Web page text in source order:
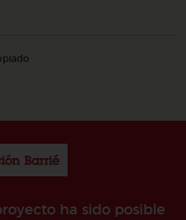
ha sido posible